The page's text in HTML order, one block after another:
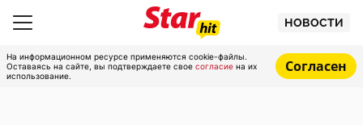
НОВОСТИ
На информационном ресурсе применяются cookie-файлы.
Оставаясь на сайте, вы подтверждаете свое согласие на их
использование.
Согласен